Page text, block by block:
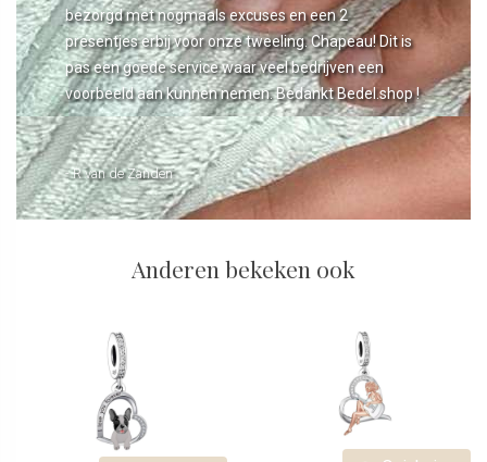
bezorgd met nogmaals excuses en een 2
presentjes erbij voor onze tweeling. Chapeau! Dit is
pas een goede service waar veel bedrijven een
voorbeeld aan kunnen nemen. Bedankt Bedel.shop !
- R van de Zanden
Anderen bekeken ook